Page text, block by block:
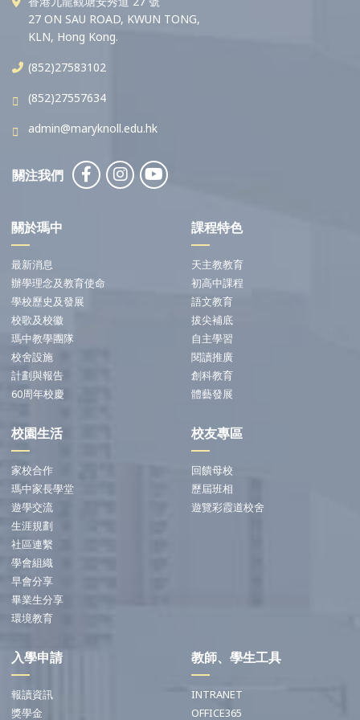
27 ON SAU ROAD, KWUN TONG,
KLN, Hong Kong.
(852)27583102
(852)27557634
admin@maryknoll.edu.hk
關注我們
關於瑪中
最新消息
辦學理念及教育使命
學校歷史及發展
校歌及校徽
瑪中教學團隊
校舍設施
計劃與報告
60周年校慶
課程特色
天主教教育
初高中課程
語文教育
拔尖補底
自主學習
閱讀推廣
創科教育
體藝發展
校園生活
家校合作
瑪中家長學堂
遊學交流
生涯規劃
社區連繫
學會組織
早會分享
畢業生分享
環境教育
校友專區
回饋母校
歷屆班相
遊覽彩霞道校舍
入學申請
報讀資訊
獎學金
教師、學生工具
INTRANET
OFFICE365